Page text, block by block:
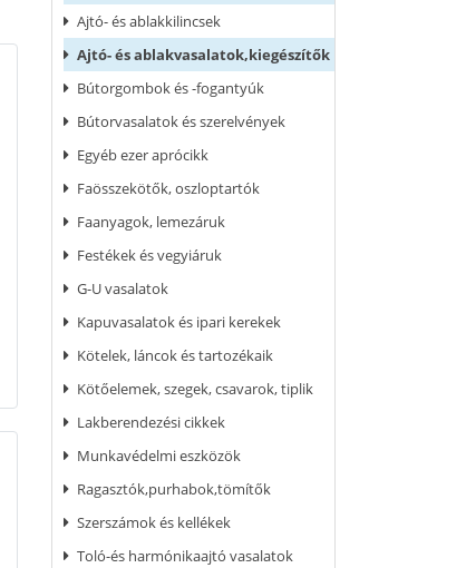
Ajtó- és ablakkilincsek
Ajtó- és ablakvasalatok,kiegészítők
Bútorgombok és -fogantyúk
Bútorvasalatok és szerelvények
Egyéb ezer aprócikk
Faösszekötők, oszloptartók
Faanyagok, lemezáruk
Festékek és vegyiáruk
G-U vasalatok
Kapuvasalatok és ipari kerekek
Kötelek, láncok és tartozékaik
Kötőelemek, szegek, csavarok, tiplik
Lakberendezési cikkek
Munkavédelmi eszközök
Ragasztók,purhabok,tömítők
Szerszámok és kellékek
Toló-és harmónikaajtó vasalatok